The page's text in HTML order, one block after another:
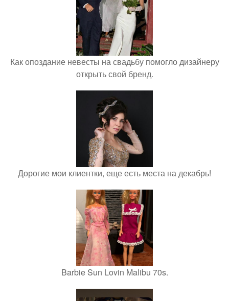
Как опоздание невесты на свадьбу помогло дизайнеру
открыть свой бренд.
Дорогие мои клиентки, еще есть места на декабрь!
Barbie Sun Lovin Malibu 70s.